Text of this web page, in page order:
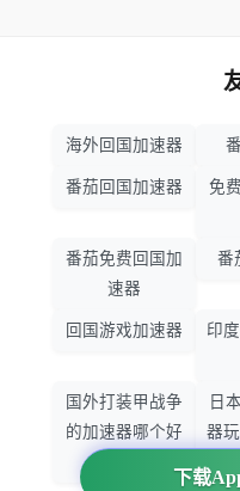
下载
海外回国加速器
番茄回国加速器
免
番茄免费回国加
速器
番
回国游戏加速器
印
国外打装甲战争
的加速器哪个好
日
器